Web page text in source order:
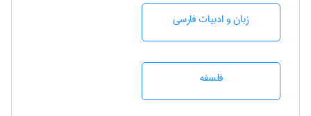
زبان و ادبيات فارسی
فلسفه